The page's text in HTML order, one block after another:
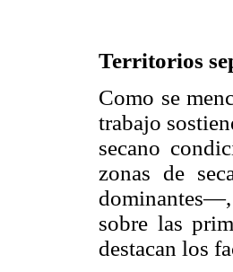
Territorios
Como se
trabajo
secano
zonas de
sobre las
destacan los